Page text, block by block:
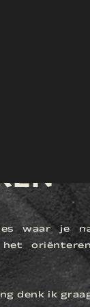
waar je
denk ik